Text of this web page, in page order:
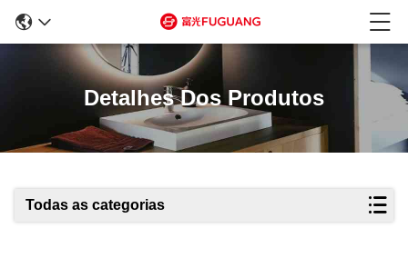
Detalhes Dos Produtos
Todas as categorias